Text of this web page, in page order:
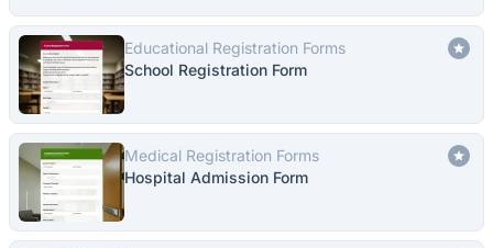
Educational Registration Forms
School Registration Form
Medical Registration Forms
Hospital Admission Form